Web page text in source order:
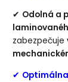
✔ Odolná a
zabezpečuje
✔